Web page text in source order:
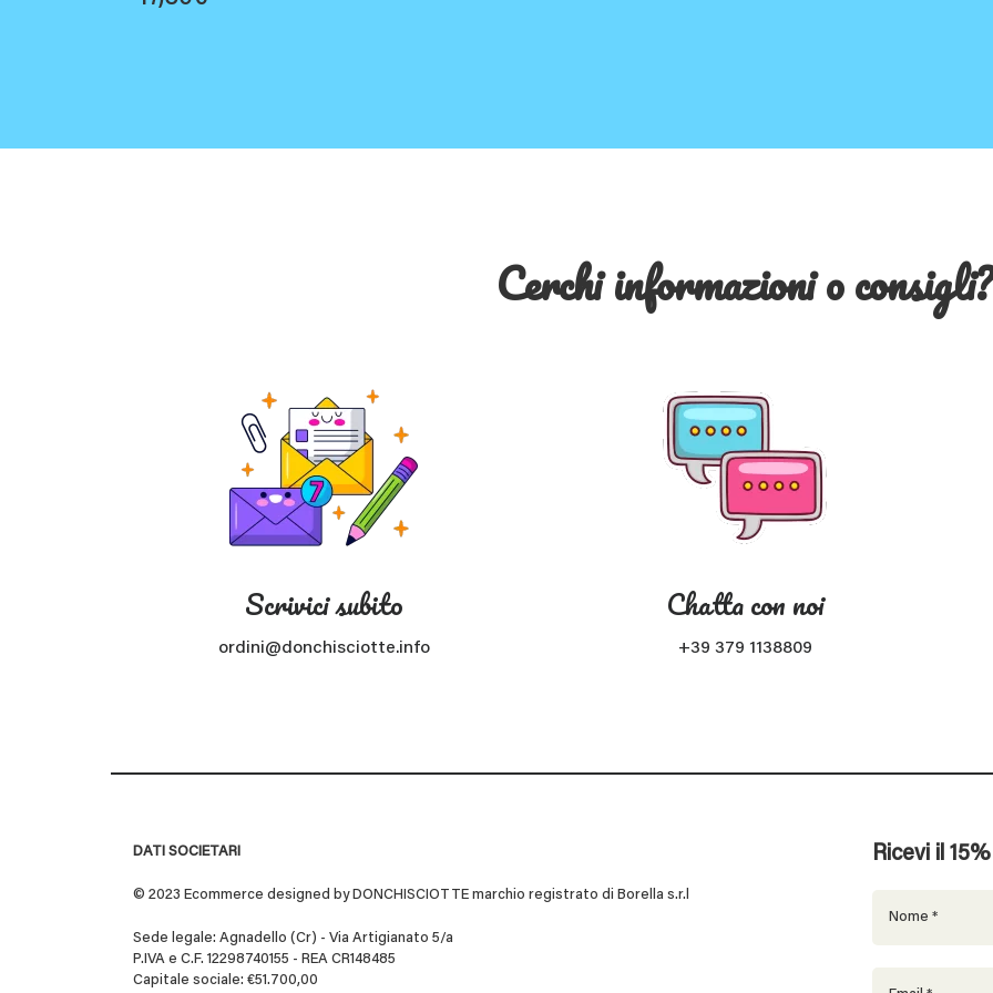
Cerchi informazioni o consigli?
Scrivici subito
ordini@donchisciotte.info
Chatta con noi
+39 379 1138809
DATI SOCIETARI
© 2023 Ecommerce designed by DONCHISCIOTTE marchio registrato di Borella s.r.l
Sede legale: Agnadello (Cr) - Via Artigianato 5/a
P.IVA e C.F. 12298740155 - REA CR148485
Capitale sociale: €51.700,00
Ricevi il